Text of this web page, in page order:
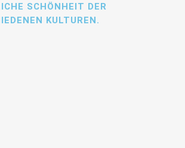
SCHÖNHEIT DER
KULTUREN.